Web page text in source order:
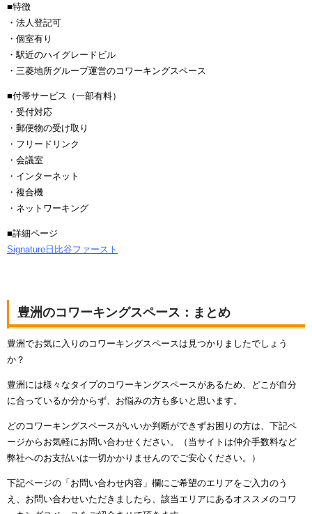
■特徴
・法人登記可
・個室有り
・駅近のハイグレードビル
・三菱地所グループ運営のコワーキングスペース
■付帯サービス（一部有料）
・受付対応
・郵便物の受け取り
・フリードリンク
・会議室
・インターネット
・複合機
・ネットワーキング
■詳細ページ
Signature日比谷ファースト
豊洲のコワーキングスペース：まとめ
豊洲でお気に入りのコワーキングスペースは見つかりましたでしょう
か？
豊洲には様々なタイプのコワーキングスペースがあるため、どこが自分
に合っているか分からず、お悩みの方も多いと思います。
どのコワーキングスペースがいいか判断ができずお困りの方は、下記ペ
ージからお気軽にお問い合わせください。（当サイトは仲介手数料など
弊社へのお支払いは一切かかりませんのでご安心ください。）
下記ページの「お問い合わせ内容」欄にご希望のエリアをご入力のう
え、お問い合わせいただきましたら、該当エリアにあるオススメのコワ